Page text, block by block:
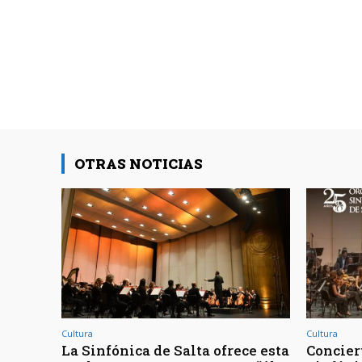
OTRAS NOTICIAS
Cultura
La Sinfónica de Salta ofrece esta
Cultura